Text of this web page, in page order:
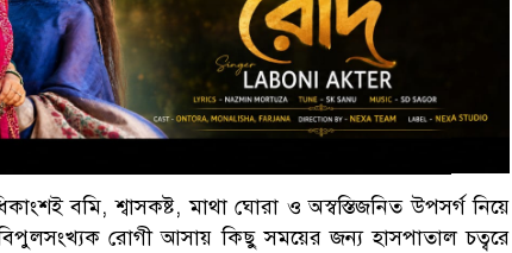
বমি, শ্বাসকষ্ট, মাথা ঘোরা ও অস্বস্তিজনিত উপসর্গ নিয়ে
রোগী আসায় কিছু সময়ের জন্য হাসপাতাল চত্বরে